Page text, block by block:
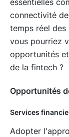
essentielles
connectivité
temps réel
vous pourriez
opportunités
de la fintech ?
Opportunités
Services
Adopter